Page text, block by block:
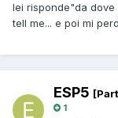
lei risponde"da
tell me... e poi mi
ESP5
1